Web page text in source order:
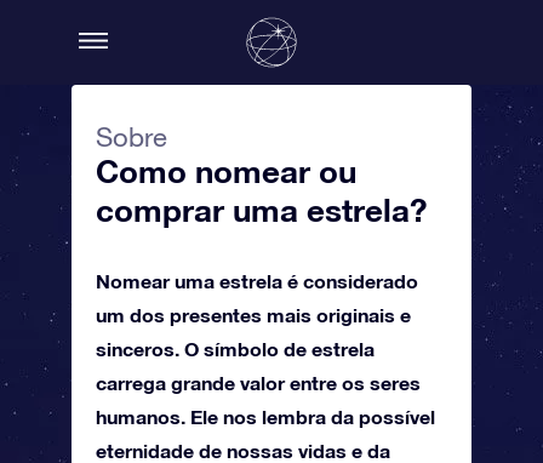
Sobre
Como nomear ou
comprar uma estrela?
Nomear uma estrela é considerado
um dos presentes mais originais e
sinceros. O símbolo de estrela
carrega grande valor entre os seres
humanos. Ele nos lembra da possível
eternidade de nossas vidas e da